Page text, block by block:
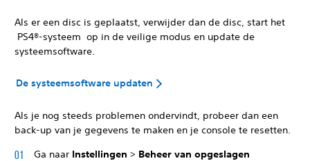
Als er een disc is geplaatst, verwijder dan de disc, start het
PS4®-systeem op in de veilige modus en update de
systeemsoftware.
De systeemsoftware updaten
Als je nog steeds problemen ondervindt, probeer dan een
back-up van je gegevens te maken en je console te resetten.
Ga naar Instellingen > Beheer van opgeslagen